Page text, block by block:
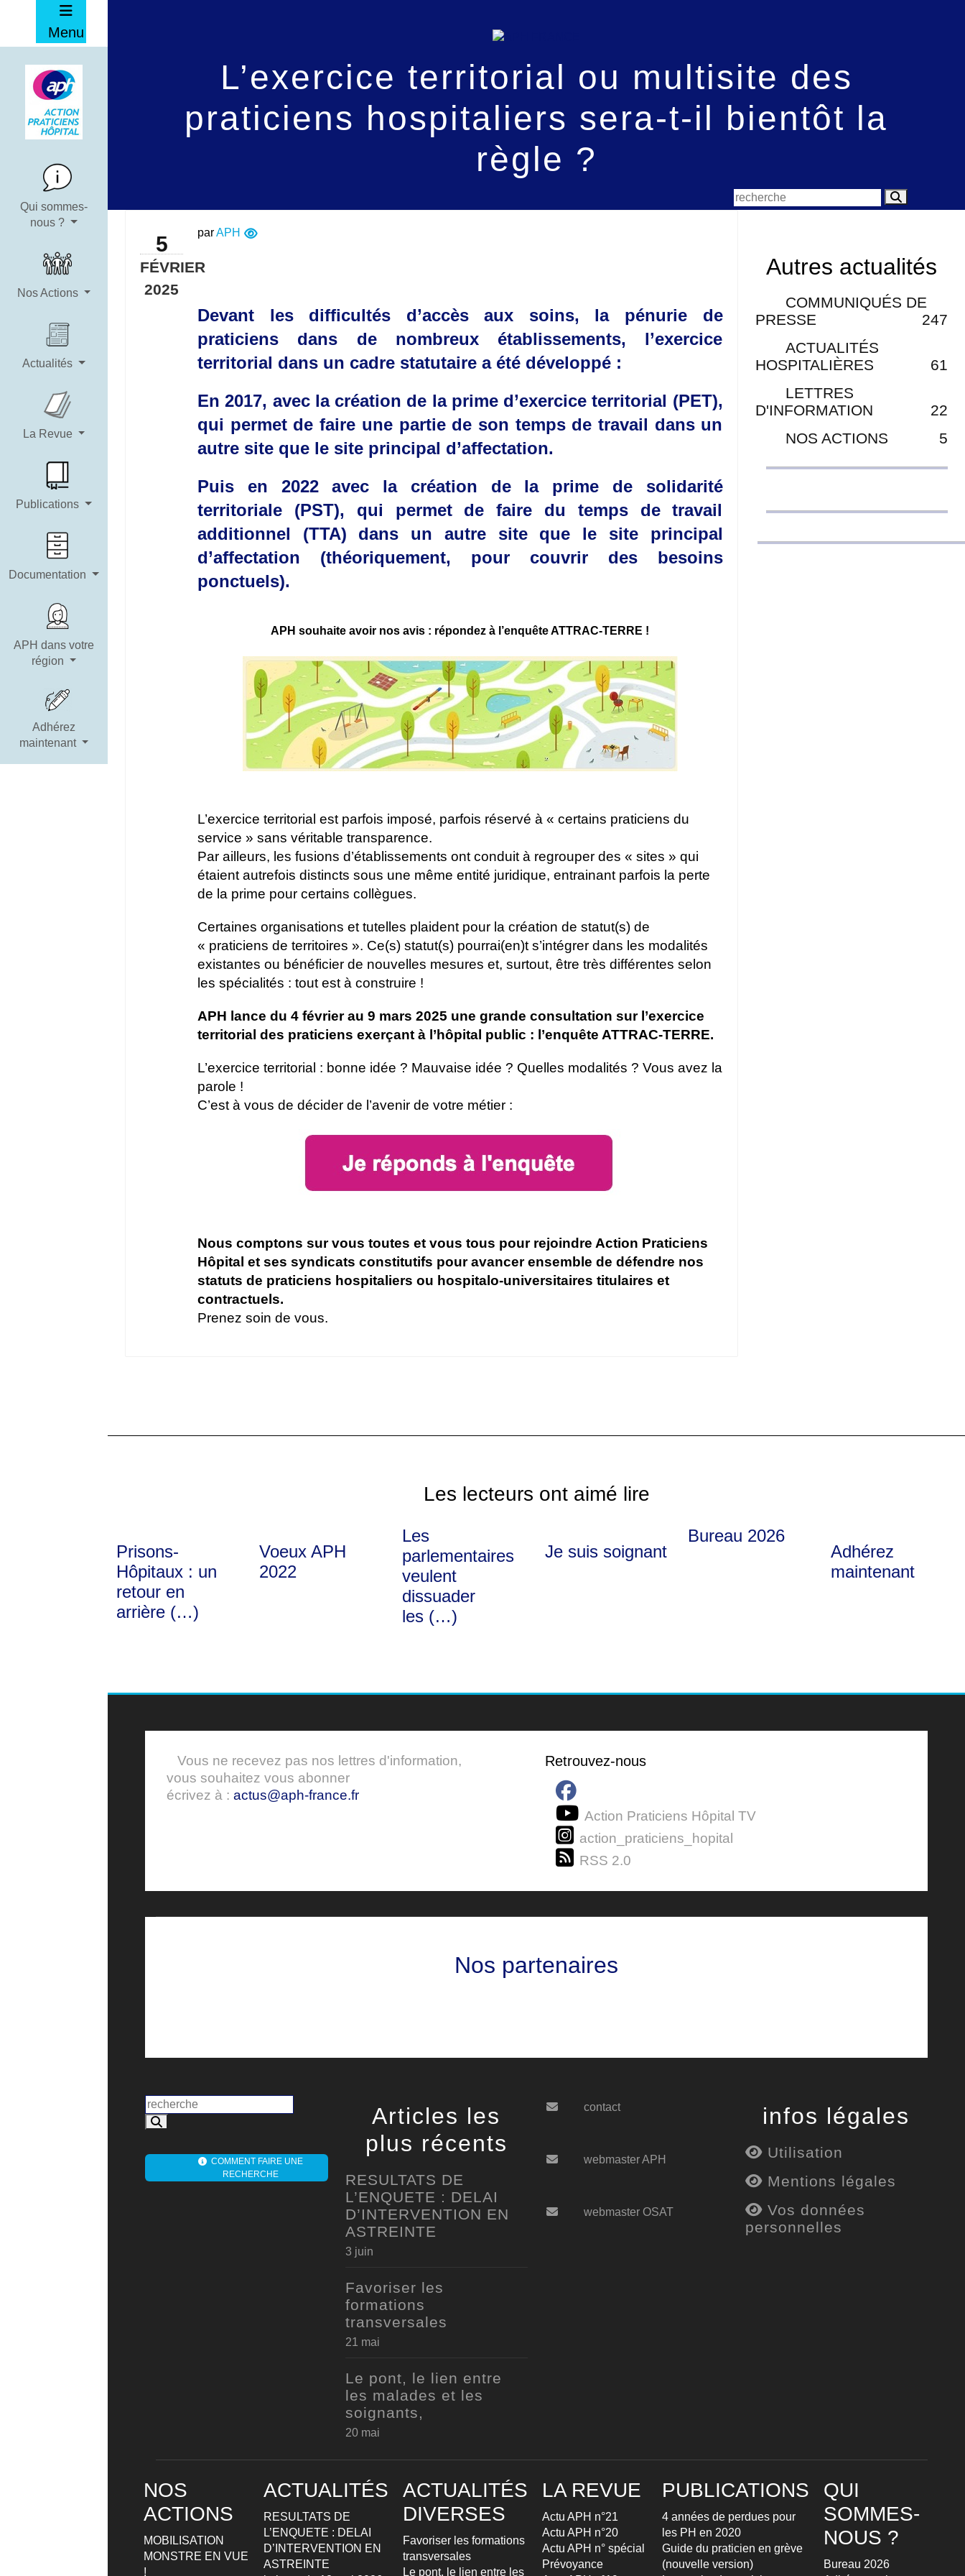
Menu
Qui sommes-
nous ?
Nos Actions
Actualités
La Revue
Publications
Documentation
APH dans votre
région
Adhérez
maintenant
L’exercice territorial ou multisite des
praticiens hospitaliers sera-t-il bientôt la
règle ?
5
FÉVRIER
2025
parAPH
Devant les difficultés d’accès aux soins, la pénurie de
praticiens dans de nombreux établissements, l’exercice
territorial dans un cadre statutaire a été développé :
En 2017, avec la création de la prime d’exercice territorial (PET),
qui permet de faire une partie de son temps de travail dans un
autre site que le site principal d’affectation.
Puis en 2022 avec la création de la prime de solidarité
territoriale (PST), qui permet de faire du temps de travail
additionnel (TTA) dans un autre site que le site principal
d’affectation (théoriquement, pour couvrir des besoins
ponctuels).
APH souhaite avoir nos avis : répondez à l’enquête ATTRAC-TERRE !
L’exercice territorial est parfois imposé, parfois réservé à « certains praticiens du
service » sans véritable transparence.
Par ailleurs, les fusions d’établissements ont conduit à regrouper des « sites » qui
étaient autrefois distincts sous une même entité juridique, entrainant parfois la perte
de la prime pour certains collègues.
Certaines organisations et tutelles plaident pour la création de statut(s) de
« praticiens de territoires ». Ce(s) statut(s) pourrai(en)t s’intégrer dans les modalités
existantes ou bénéficier de nouvelles mesures et, surtout, être très différentes selon
les spécialités : tout est à construire !
APH lance du 4 février au 9 mars 2025 une grande consultation sur l’exercice
territorial des praticiens exerçant à l’hôpital public : l’enquête ATTRAC-TERRE.
L’exercice territorial : bonne idée ? Mauvaise idée ? Quelles modalités ? Vous avez la
parole !
C’est à vous de décider de l’avenir de votre métier :
Nous comptons sur vous toutes et vous tous pour rejoindre Action Praticiens
Hôpital et ses syndicats constitutifs pour avancer ensemble de défendre nos
statuts de praticiens hospitaliers ou hospitalo-universitaires titulaires et
contractuels.
Prenez soin de vous.
Autres actualités
COMMUNIQUÉS DE
PRESSE
247
ACTUALITÉS
HOSPITALIÈRES
61
LETTRES
D'INFORMATION
22
NOS ACTIONS
5
Les lecteurs ont aimé lire
Prisons-
Hôpitaux : un
retour en
arrière (…)
Voeux APH
2022
Les
parlementaires
veulent
dissuader
les (…)
Je suis soignant
Bureau 2026
Adhérez
maintenant
Vous ne recevez pas nos lettres d'information,
vous souhaitez vous abonner
écrivez à : actus@aph-france.fr
Retrouvez-nous
Action Praticiens Hôpital TV
action_praticiens_hopital
RSS 2.0
Nos partenaires
COMMENT FAIRE UNE
RECHERCHE
Articles les
plus récents
RESULTATS DE
L’ENQUETE : DELAI
D’INTERVENTION EN
ASTREINTE
3 juin
Favoriser les
formations
transversales
21 mai
Le pont, le lien entre
les malades et les
soignants,
20 mai
contact
webmaster APH
webmaster OSAT
infos légales
Utilisation
Mentions légales
Vos données
personnelles
NOS
ACTIONS
MOBILISATION
MONSTRE EN VUE
!
ACTUALITÉS
RESULTATS DE
L’ENQUETE : DELAI
D’INTERVENTION EN
ASTREINTE
ACTUALITÉS
DIVERSES
Favoriser les formations
transversales
Le pont, le lien entre les
LA REVUE
Actu APH n°21
Actu APH n°20
Actu APH n° spécial
Prévoyance
PUBLICATIONS
4 années de perdues pour
les PH en 2020
Guide du praticien en grève
(nouvelle version)
QUI
SOMMES-
NOUS ?
Bureau 2026